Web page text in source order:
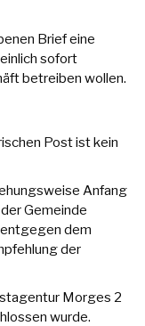
Brief eine
sofort
betreiben wollen.
Post ist kein
Anfang
Gemeinde
dem
der
Morges 2
wurde.